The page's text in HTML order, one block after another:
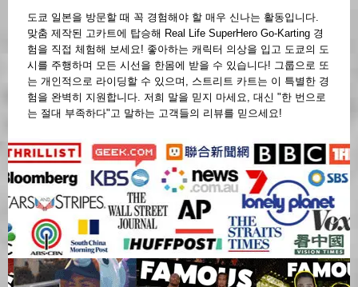
도쿄 일본을 방문할 때 꼭 경험해야 할 매우 신나는 활동입니다.
맞춤 제작된 고카트에 탑승해 Real Life SuperHero Go-Karting 경
험을 직접 체험해 보세요! 좋아하는 캐릭터 의상을 입고 도쿄의 도
시를 주행하며 모든 시선을 한몸에 받을 수 있습니다! 그룹으로 또
는 개인적으로 라이딩할 수 있으며, 스트리트 카트는 이 특별한 경
험을 완벽히 지원합니다. 저희 말을 믿지 마세요, 대신 "한 번으로
는 절대 부족하다"고 말하는 고객들의 리뷰를 믿으세요!